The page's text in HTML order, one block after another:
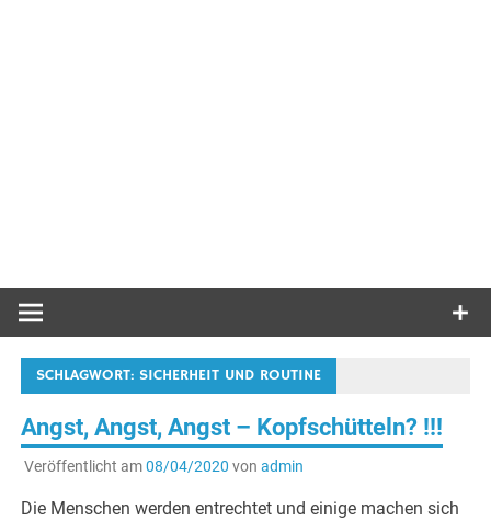
SCHLAGWORT: SICHERHEIT UND ROUTINE
Angst, Angst, Angst – Kopfschütteln? !!!
Veröffentlicht am08/04/2020 von admin
Die Menschen werden entrechtet und einige machen sich